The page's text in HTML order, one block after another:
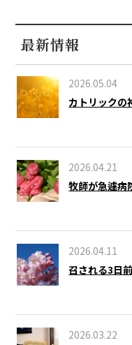
最新情報
2026.05.04
カトリックの
2026.04.21
牧師が急遽病
2026.04.11
召される3日
2026.03.22